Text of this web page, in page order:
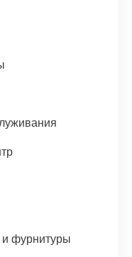
и фурнитуры